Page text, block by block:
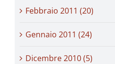
Febbraio 2011 (20)
Gennaio 2011 (24)
Dicembre 2010 (5)